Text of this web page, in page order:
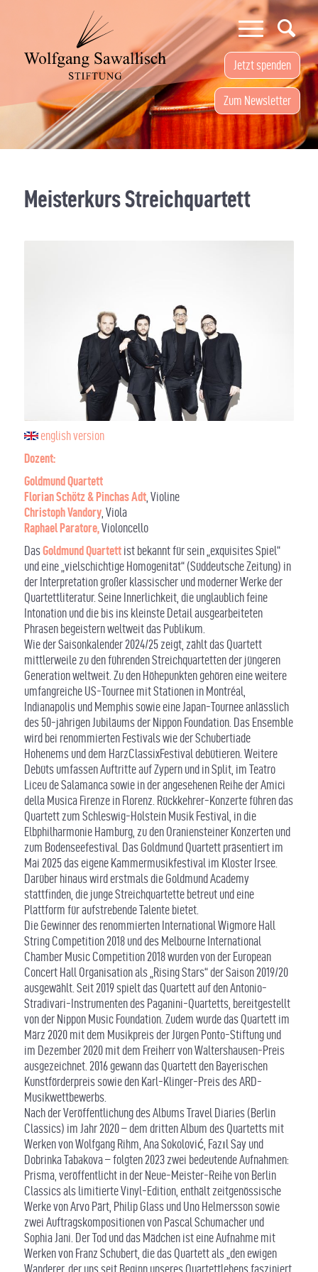
Zum Newsletter
Jetzt spenden
Meisterkurs Streichquartett
english version
Dozent:
Goldmund Quartett
Florian Schötz & Pinchas Adt, Violine
Christoph Vandory, Viola
Raphael Paratore,Violoncello
DasGoldmund Quartettist bekannt für sein „exquisites Spiel“
und eine „vielschichtige Homogenität“ (Süddeutsche Zeitung) in
der Interpretation großer klassischer und moderner Werke der
Quartettliteratur. Seine Innerlichkeit, die unglaublich feine
Intonation und die bis ins kleinste Detail ausgearbeiteten
Phrasen begeistern weltweit das Publikum.
Wie der Saisonkalender 2024/25 zeigt, zählt das Quartett
mittlerweile zu den führenden Streichquartetten der jüngeren
Generation weltweit. Zu den Höhepunkten gehören eine weitere
umfangreiche US-Tournee mit Stationen in Montréal,
Indianapolis und Memphis sowie eine Japan-Tournee anlässlich
des 50-jährigen Jubiläums der Nippon Foundation. Das Ensemble
wird bei renommierten Festivals wie der Schubertiade
Hohenems und dem HarzClassixFestival debütieren. Weitere
Debüts umfassen Auftritte auf Zypern und in Split, im Teatro
Liceu de Salamanca sowie in der angesehenen Reihe der Amici
della Musica Firenze in Florenz. Rückkehrer-Konzerte führen das
Quartett zum Schleswig-Holstein Musik Festival, in die
Elbphilharmonie Hamburg, zu den Oraniensteiner Konzerten und
zum Bodenseefestival. Das Goldmund Quartett präsentiert im
Mai 2025 das eigene Kammermusikfestival im Kloster Irsee.
Darüber hinaus wird erstmals die Goldmund Academy
stattfinden, die junge Streichquartette betreut und eine
Plattform für aufstrebende Talente bietet.
Die Gewinner des renommierten International Wigmore Hall
String Competition 2018 und des Melbourne International
Chamber Music Competition 2018 wurden von der European
Concert Hall Organisation als „Rising Stars“ der Saison 2019/20
ausgewählt. Seit 2019 spielt das Quartett auf den Antonio-
Stradivari-Instrumenten des Paganini-Quartetts, bereitgestellt
von der Nippon Music Foundation. Zudem wurde das Quartett im
März 2020 mit dem Musikpreis der Jürgen Ponto-Stiftung und
im Dezember 2020 mit dem Freiherr von Waltershausen-Preis
ausgezeichnet. 2016 gewann das Quartett den Bayerischen
Kunstförderpreis sowie den Karl-Klinger-Preis des ARD-
Musikwettbewerbs.
Nach der Veröffentlichung des Albums Travel Diaries (Berlin
Classics) im Jahr 2020 – dem dritten Album des Quartetts mit
Werken von Wolfgang Rihm, Ana Sokolović, Fazıl Say und
Dobrinka Tabakova – folgten 2023 zwei bedeutende Aufnahmen:
Prisma, veröffentlicht in der Neue-Meister-Reihe von Berlin
Classics als limitierte Vinyl-Edition, enthält zeitgenössische
Werke von Arvo Pärt, Philip Glass und Uno Helmersson sowie
zwei Auftragskompositionen von Pascal Schumacher und
Sophia Jani. Der Tod und das Mädchen ist eine Aufnahme mit
Werken von Franz Schubert, die das Quartett als „den ewigen
Wanderer, der uns seit Beginn unseres Quartettlebens fasziniert